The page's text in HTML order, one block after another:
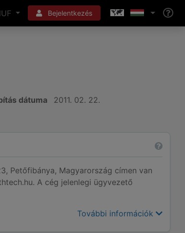
Bejelentkezés
dátuma 2011. 02. 22.
Petőfibánya, Magyarország címen van
A cég jelenlegi ügyvezető
További információk